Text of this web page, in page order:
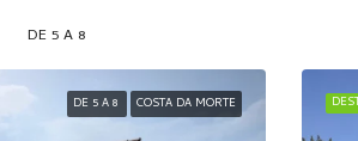
DE 5 A 8
DE 5 A 8 COSTA DA MORTE